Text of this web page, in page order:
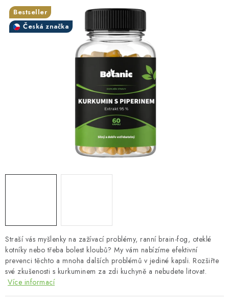
BESTSELLERY
Recenze
Věrnostní program
Proč Botanic?
Kontakty
Straší vás myšlenky na zažívací problémy, ranní brain-fog, oteklé
kotníky nebo třeba bolest kloubů? My vám nabízíme efektivní
prevenci těchto a mnoha dalších problémů v jediné kapsli. Rozšiřte
své zkušenosti s kurkuminem za zdi kuchyně a nebudete litovat.
Více informací
Bestseller
Česká značka